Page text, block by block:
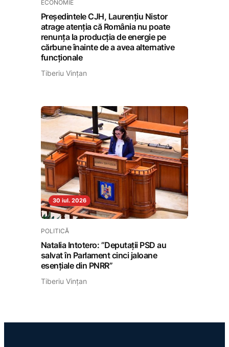
ECONOMIE
Președintele CJH, Laurențiu Nistor
atrage atenția că România nu poate
renunța la producția de energie pe
cărbune înainte de a avea alternative
funcționale
Tiberiu Vințan
30 iul. 2026
POLITICĂ
Natalia Intotero: ”Deputații PSD au
salvat în Parlament cinci jaloane
esențiale din PNRR”
Tiberiu Vințan